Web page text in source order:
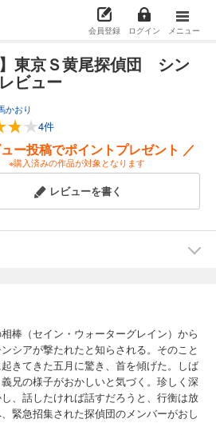
会員登録 ログイン メニュー
】東京Ｓ黄尾探偵団 シン
ビュー
かおり
4件
ー投稿でポイントプレゼント ／
※購入済みの作品が対象となります
レビューを書く
棒（セイン・ウォーターグレイン）から
シアが撃たれたと知らされる。そのこと
きてきた五月に驚き、首を傾げた。しば
兄の様子がおかしいと気づく。珍しく深
、話したければ話すだろうと、行衡は放
緊急招集された探偵団のメンバーがおし